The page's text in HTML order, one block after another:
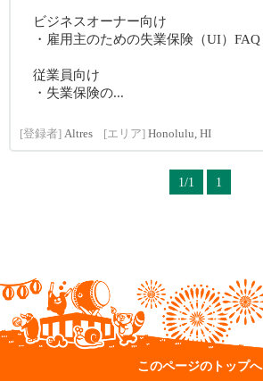
ビジネスオーナー向け
・雇用主のための失業保険（UI）FAQ
従業員向け
・失業保険の...
[登録者] Altres [エリア] Honolulu, HI
1/1 1
このページのトップへ